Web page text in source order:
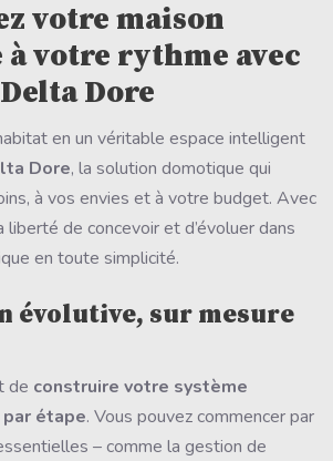
votre maison
à votre rythme avec
Dore
en un véritable espace intelligent
Dore, la solution domotique qui
à vos envies et à votre budget. Avec
liberté de concevoir et d’évoluer dans
en toute simplicité.
évolutive, sur mesure
de construire votre système
étape. Vous pouvez commencer par
– comme la gestion de